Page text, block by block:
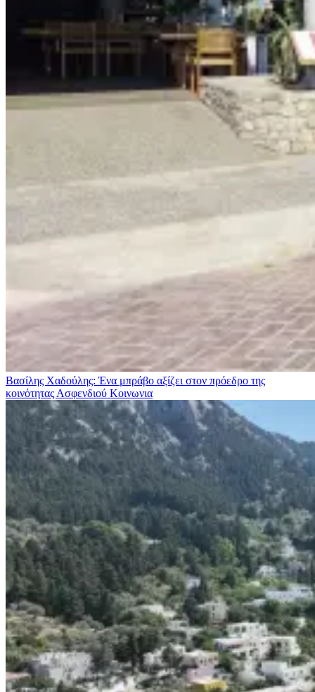
Βασίλης Χαδούλης: Ένα μπράβο αξίζει στον πρόεδρο της
κοινότητας Ασφενδιού Κοινωνια